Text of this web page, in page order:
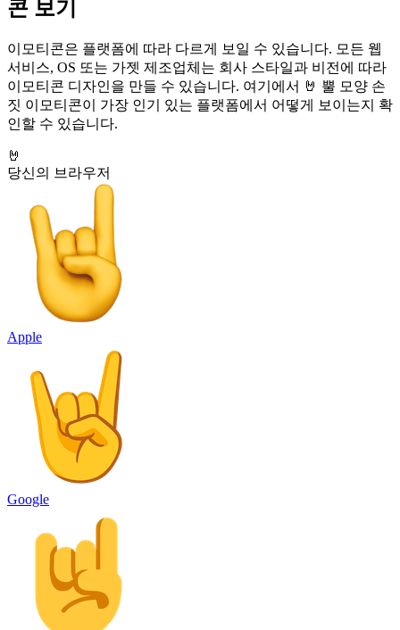
콘 보기
이모티콘은 플랫폼에 따라 다르게 보일 수 있습니다. 모든 웹
서비스, OS 또는 가젯 제조업체는 회사 스타일과 비전에 따라
이모티콘 디자인을 만들 수 있습니다. 여기에서 🤘 뿔 모양 손
짓 이모티콘이 가장 인기 있는 플랫폼에서 어떻게 보이는지 확
인할 수 있습니다.
🤘
당신의 브라우저
Apple
Google